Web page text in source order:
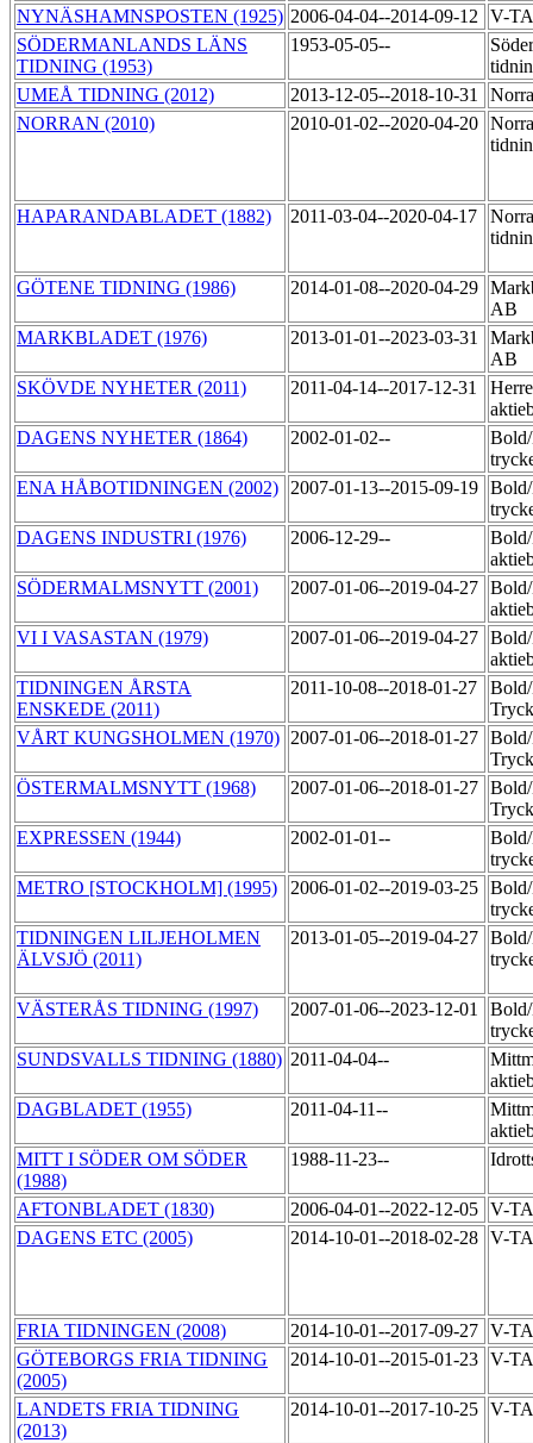
NYNÄSHAMNSPOSTEN (1925) 2006-04-04--2014-09-12
V-
SÖDERMANLANDS LÄNS
TIDNING (1953)
1953-05-05--
UMEÅ TIDNING (2012)
2013-12-05--2018-10-31
NORRAN (2010)
2010-01-02--2020-04-20
HAPARANDABLADET (1882) 2011-03-04--2020-04-17
GÖTENE TIDNING (1986) 2014-01-08--2020-04-29
AB
MARKBLADET (1976)
2013-01-01--2023-03-31
AB
SKÖVDE NYHETER (2011)
2011-04-14--2017-12-31
DAGENS NYHETER (1864)
2002-01-02--
ENA HÅBOTIDNINGEN (2002)
2007-01-13--2015-09-19
DAGENS INDUSTRI (1976)
2006-12-29--
SÖDERMALMSNYTT (2001)
2007-01-06--2019-04-27
VI I VASASTAN (1979)
2007-01-06--2019-04-27
TIDNINGEN ÅRSTA
ENSKEDE (2011)
2011-10-08--2018-01-27
VÅRT KUNGSHOLMEN (1970) 2007-01-06--2018-01-27
ÖSTERMALMSNYTT (1968)
2007-01-06--2018-01-27
EXPRESSEN (1944)
2002-01-01--
METRO [STOCKHOLM] (1995)
2006-01-02--2019-03-25
TIDNINGEN LILJEHOLMEN
ÄLVSJÖ (2011)
2013-01-05--2019-04-27
VÄSTERÅS TIDNING (1997) 2007-01-06--2023-12-01
SUNDSVALLS TIDNING (1880) 2011-04-04--
DAGBLADET (1955)
2011-04-11--
MITT I SÖDER OM SÖDER
(1988)
1988-11-23--
AFTONBLADET (1830) 2006-04-01--2022-12-05 V-
DAGENS ETC (2005)
2014-10-01--2018-02-28 V-
FRIA TIDNINGEN (2008) 2014-10-01--2017-09-27 V-
GÖTEBORGS FRIA TIDNING
(2005)
2014-10-01--2015-01-23 V-
LANDETS FRIA TIDNING
(2013)
2014-10-01--2017-10-25 V-